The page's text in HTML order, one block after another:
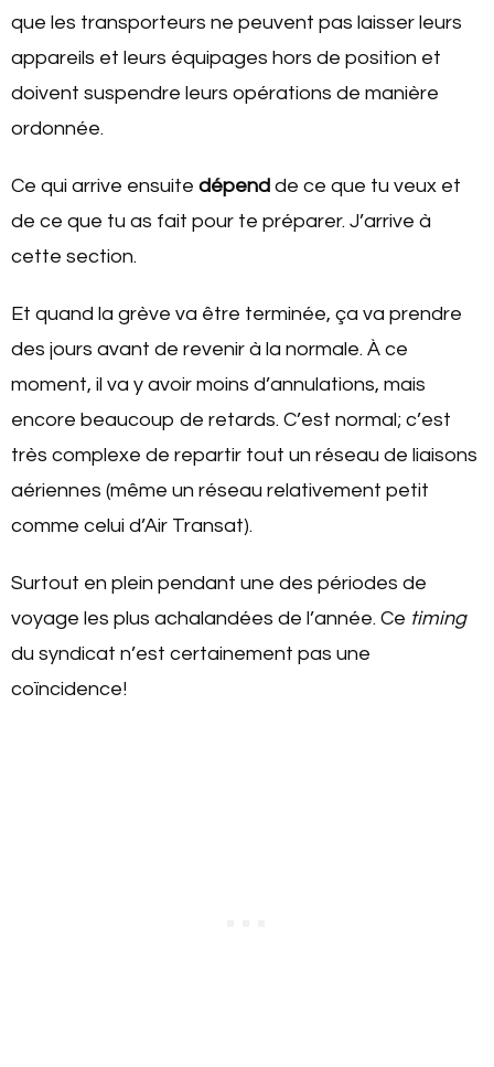
que les transporteurs ne peuvent pas laisser leurs
appareils et leurs équipages hors de position et
doivent suspendre leurs opérations de manière
ordonnée.
Ce qui arrive ensuite dépend de ce que tu veux et
de ce que tu as fait pour te préparer. J’arrive à
cette section.
Et quand la grève va être terminée, ça va prendre
des jours avant de revenir à la normale. À ce
moment, il va y avoir moins d’annulations, mais
encore beaucoup de retards. C’est normal; c’est
très complexe de repartir tout un réseau de liaisons
aériennes (même un réseau relativement petit
comme celui d’Air Transat).
Surtout en plein pendant une des périodes de
voyage les plus achalandées de l’année. Ce timing
du syndicat n’est certainement pas une
coïncidence!